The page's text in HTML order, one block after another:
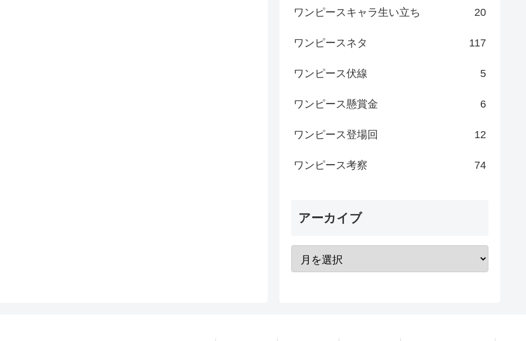
ワンピースキャラ生い立ち 20
ワンピースネタ 117
ワンピース伏線 5
ワンピース懸賞金 6
ワンピース登場回 12
ワンピース考察 74
アーカイブ